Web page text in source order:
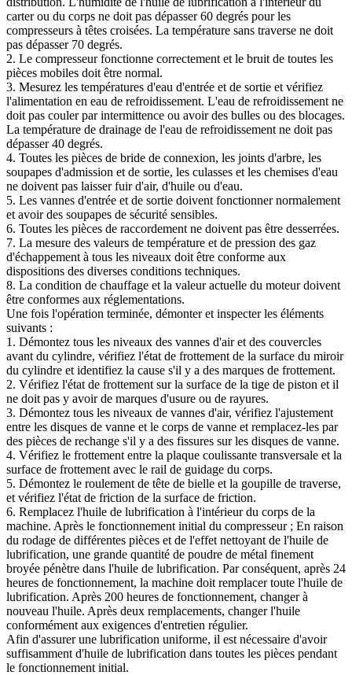
carter ou du corps ne doit pas dépasser 60 degrés pour les
compresseurs à têtes croisées. La température sans traverse ne doit
pas dépasser 70 degrés.
2. Le compresseur fonctionne correctement et le bruit de toutes les
pièces mobiles doit être normal.
3. Mesurez les températures d'eau d'entrée et de sortie et vérifiez
l'alimentation en eau de refroidissement. L'eau de refroidissement ne
doit pas couler par intermittence ou avoir des bulles ou des blocages.
La température de drainage de l'eau de refroidissement ne doit pas
dépasser 40 degrés.
4. Toutes les pièces de bride de connexion, les joints d'arbre, les
soupapes d'admission et de sortie, les culasses et les chemises d'eau
ne doivent pas laisser fuir d'air, d'huile ou d'eau.
5. Les vannes d'entrée et de sortie doivent fonctionner normalement
et avoir des soupapes de sécurité sensibles.
6. Toutes les pièces de raccordement ne doivent pas être desserrées.
7. La mesure des valeurs de température et de pression des gaz
d'échappement à tous les niveaux doit être conforme aux
dispositions des diverses conditions techniques.
8. La condition de chauffage et la valeur actuelle du moteur doivent
être conformes aux réglementations.
Une fois l'opération terminée, démonter et inspecter les éléments
suivants :
1. Démontez tous les niveaux des vannes d'air et des couvercles
avant du cylindre, vérifiez l'état de frottement de la surface du miroir
du cylindre et identifiez la cause s'il y a des marques de frottement.
2. Vérifiez l'état de frottement sur la surface de la tige de piston et il
ne doit pas y avoir de marques d'usure ou de rayures.
3. Démontez tous les niveaux de vannes d'air, vérifiez l'ajustement
entre les disques de vanne et le corps de vanne et remplacez-les par
des pièces de rechange s'il y a des fissures sur les disques de vanne.
4. Vérifiez le frottement entre la plaque coulissante transversale et la
surface de frottement avec le rail de guidage du corps.
5. Démontez le roulement de tête de bielle et la goupille de traverse,
et vérifiez l'état de friction de la surface de friction.
6. Remplacez l'huile de lubrification à l'intérieur du corps de la
machine. Après le fonctionnement initial du compresseur ; En raison
du rodage de différentes pièces et de l'effet nettoyant de l'huile de
lubrification, une grande quantité de poudre de métal finement
broyée pénètre dans l'huile de lubrification. Par conséquent, après 24
heures de fonctionnement, la machine doit remplacer toute l'huile de
lubrification. Après 200 heures de fonctionnement, changer à
nouveau l'huile. Après deux remplacements, changer l'huile
conformément aux exigences d'entretien régulier.
Afin d'assurer une lubrification uniforme, il est nécessaire d'avoir
suffisamment d'huile de lubrification dans toutes les pièces pendant
le fonctionnement initial.